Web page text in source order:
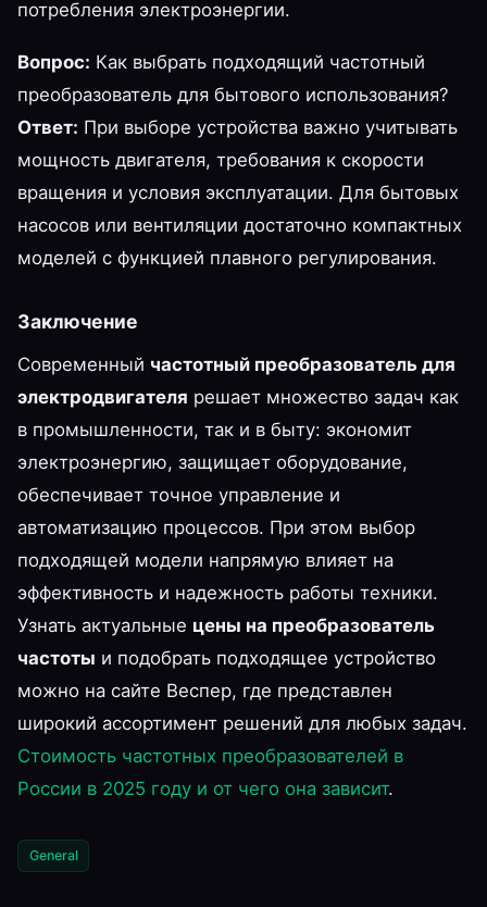
потребления электроэнергии.
Вопрос: Как выбрать подходящий частотный
преобразователь для бытового использования?
Ответ: При выборе устройства важно учитывать
мощность двигателя, требования к скорости
вращения и условия эксплуатации. Для бытовых
насосов или вентиляции достаточно компактных
моделей с функцией плавного регулирования.
Заключение
Современный частотный преобразователь для
электродвигателя решает множество задач как
в промышленности, так и в быту: экономит
электроэнергию, защищает оборудование,
обеспечивает точное управление и
автоматизацию процессов. При этом выбор
подходящей модели напрямую влияет на
эффективность и надежность работы техники.
Узнать актуальные цены на преобразователь
частоты и подобрать подходящее устройство
можно на сайте Веспер, где представлен
широкий ассортимент решений для любых задач.
Стоимость частотных преобразователей в
России в 2025 году и от чего она зависит.
General